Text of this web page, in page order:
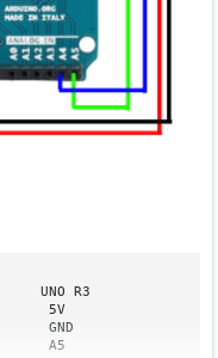
UNO R3
5V
GND
A5